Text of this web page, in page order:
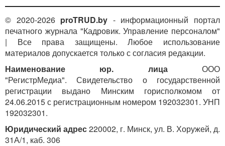
© 2020-2026 proTRUD.by - информационный портал
печатного журнала "Кадровик. Управление персоналом"
| Все права защищены. Любое использование
материалов допускается только с согласия редакции.
Наименование юр. лицаООО
"РегистрМедиа". Свидетельство о государственной
регистрации выдано Минским горисполкомом от
24.06.2015 с регистрационным номером 192032301. УНП
192032301.
Юридический адрес220002, г. Минск, ул. В. Хоружей, д.
31А/1, каб. 306